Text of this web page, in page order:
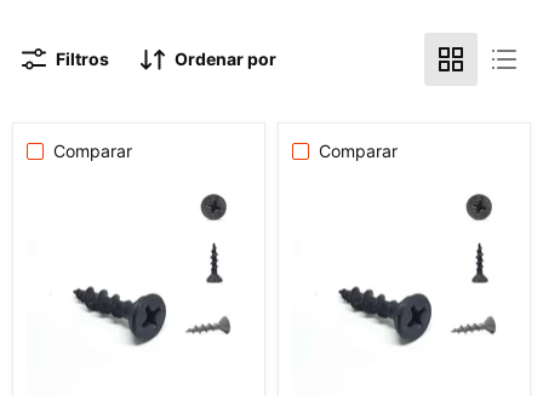
Filtros Ordenar por
Comparar Comparar